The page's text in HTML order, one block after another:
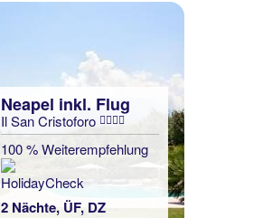
Neapel inkl. Flug
Il San Cristoforo
100 % Weiterempfehlung
2 Nächte, ÜF, DZ